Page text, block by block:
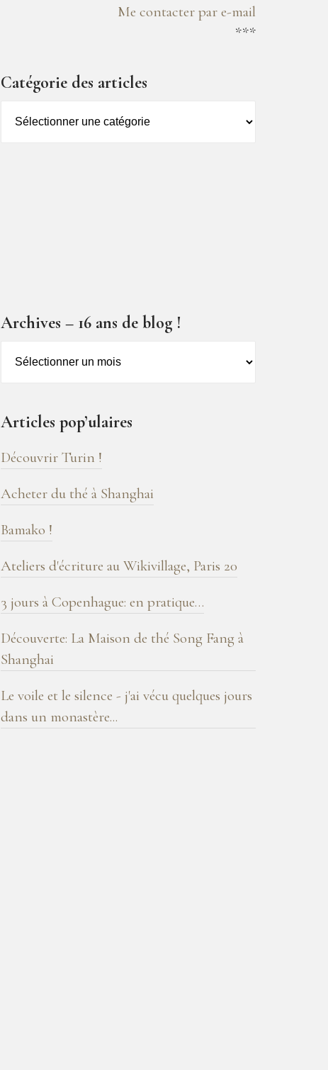
Me contacter par e-mail
***
Catégorie des articles
des
Archives – 16 ans de blog !
de
blog
!
Articles pop’ulaires
Découvrir Turin !
Acheter du thé à Shanghai
Bamako !
Ateliers d'écriture au Wikivillage, Paris 20
3 jours à Copenhague: en pratique…
Découverte: La Maison de thé Song Fang à
Shanghai
Le voile et le silence - j'ai vécu quelques jours
dans un monastère...